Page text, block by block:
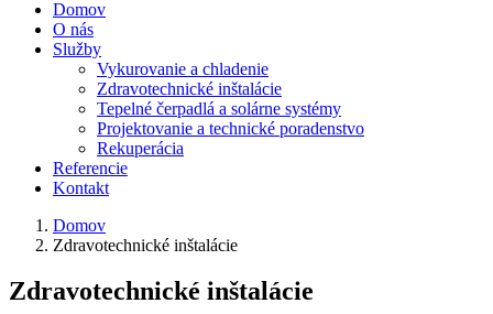
Domov
O nás
Služby
Vykurovanie a chladenie
Zdravotechnické inštalácie
Tepelné čerpadlá a solárne systémy
Projektovanie a technické poradenstvo
Rekuperácia
Referencie
Kontakt
Domov
Zdravotechnické inštalácie
Zdravotechnické inštalácie